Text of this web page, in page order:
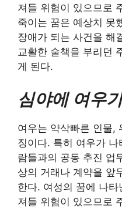
져들 위험이 있으므로
죽이는 꿈은 예상치 못
장애가 되는 사건을 해
교활한 술책을 부리던
게 된다.
심야에 여우
여우는 약삭빠른 인물,
징이다. 특히 여우가
람들과의 공동 추진 업
상의 거래나 계약을 앞
한다. 여성의 꿈에 나
져들 위험이 있으므로